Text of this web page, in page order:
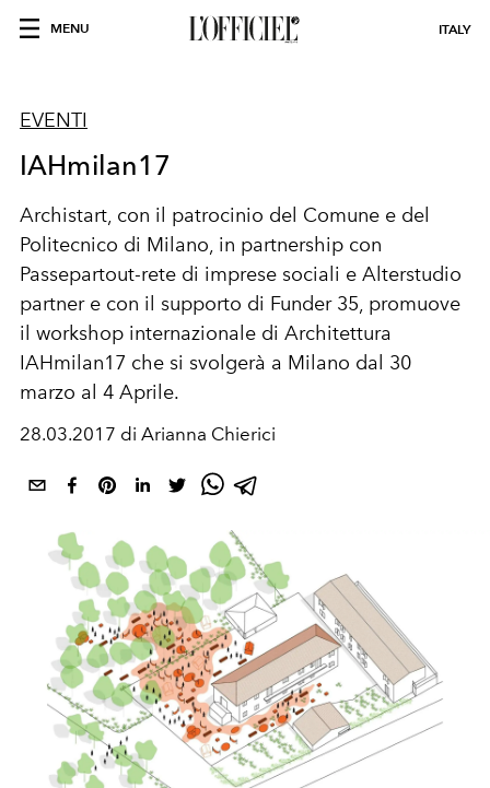
MENU ITALY
EVENTI
IAHmilan17
Archistart, con il patrocinio del Comune e del
Politecnico di Milano, in partnership con
Passepartout-rete di imprese sociali e Alterstudio
partner e con il supporto di Funder 35, promuove
il workshop internazionale di Architettura
IAHmilan17 che si svolgerà a Milano dal 30
marzo al 4 Aprile.
28.03.2017 di Arianna Chierici